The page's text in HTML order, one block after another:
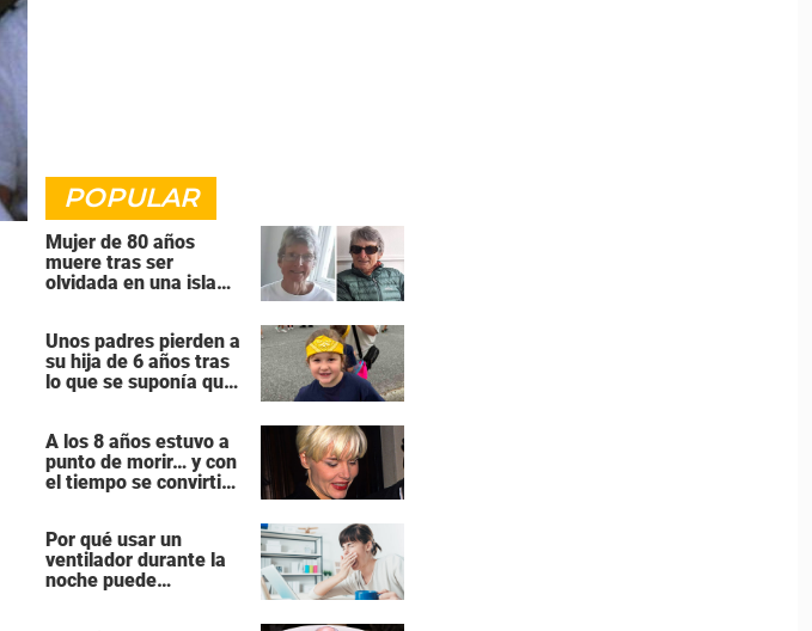
POPULAR
Mujer de 80 años
muere tras ser
olvidada en una isla
Unos padres pierden a
su hija de 6 años tras
lo que se suponía que
«rutinaria»
A los 8 años estuvo a
punto de morir… y con
el tiempo se convirtió
Hollywood
Por qué usar un
ventilador durante la
noche puede